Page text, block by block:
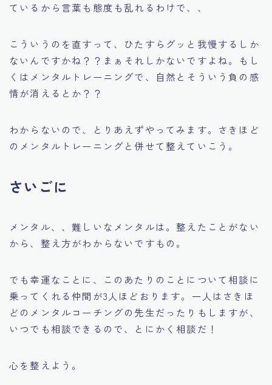
ているから言葉も態度も乱れるわけで、、
こういうのを直すって、ひたすらグッと我慢するしか
ないんですかね？？まぁそれしかないですよね。もし
くはメンタルトレーニングで、自然とそういう負の感
情が消えるとか？？
わからないので、とりあえずやってみます。さきほど
のメンタルトレーニングと併せて整えていこう。
さいごに
メンタル、、難しいなメンタルは。整えたことがない
から、整え方がわからないですもの。
でも幸運なことに、このあたりのことについて相談に
乗ってくれる仲間が3人ほどおります。一人はさきほ
どのメンタルコーチングの先生だったりもしますが、
いつでも相談できるので、とにかく相談だ！
心を整えよう。